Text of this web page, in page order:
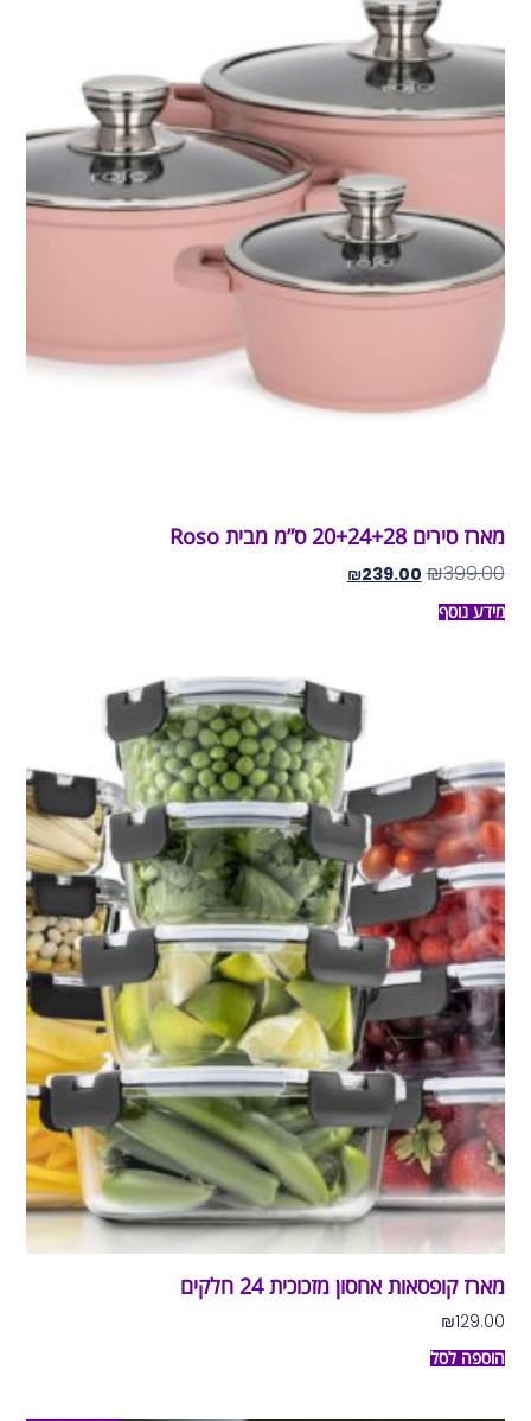
מארז סירים 20+24+28 ס”מ מבית Roso
₪399.00
₪239.00
מידע נוסף
מארז קופסאות אחסון מזכוכית 24 חלקים
₪129.00
הוספה לסל